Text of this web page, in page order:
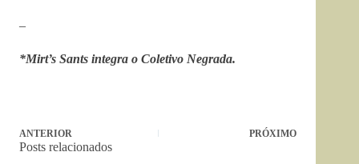
–
*Mirt’s Sants integra o Coletivo Negrada.
ANTERIOR PRÓXIMO
Posts relacionados